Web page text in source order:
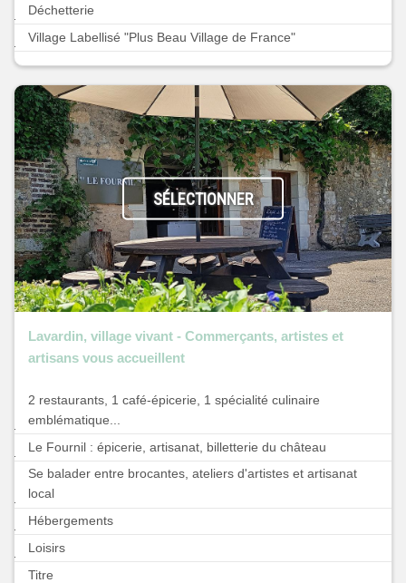
Déchetterie
Village Labellisé "Plus Beau Village de France"
SÉLECTIONNER
Lavardin, village vivant - Commerçants, artistes et
artisans vous accueillent
2 restaurants, 1 café-épicerie, 1 spécialité culinaire
emblématique...
Le Fournil : épicerie, artisanat, billetterie du château
Se balader entre brocantes, ateliers d'artistes et artisanat
local
Hébergements
Loisirs
Titre